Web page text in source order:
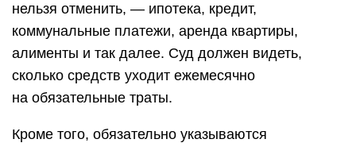
нельзя отменить, — ипотека, кредит,
коммунальные платежи, аренда квартиры,
алименты и так далее. Суд должен видеть,
сколько средств уходит ежемесячно
на обязательные траты.
Кроме того, обязательно указываются